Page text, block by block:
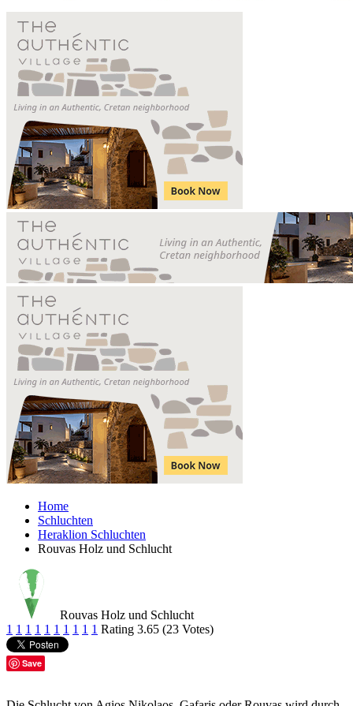
Home
Schluchten
Heraklion Schluchten
Rouvas Holz und Schlucht
Rouvas Holz und Schlucht
1 1 1 1 1 1 1 1 1 1 Rating 3.65 (23 Votes)
Save